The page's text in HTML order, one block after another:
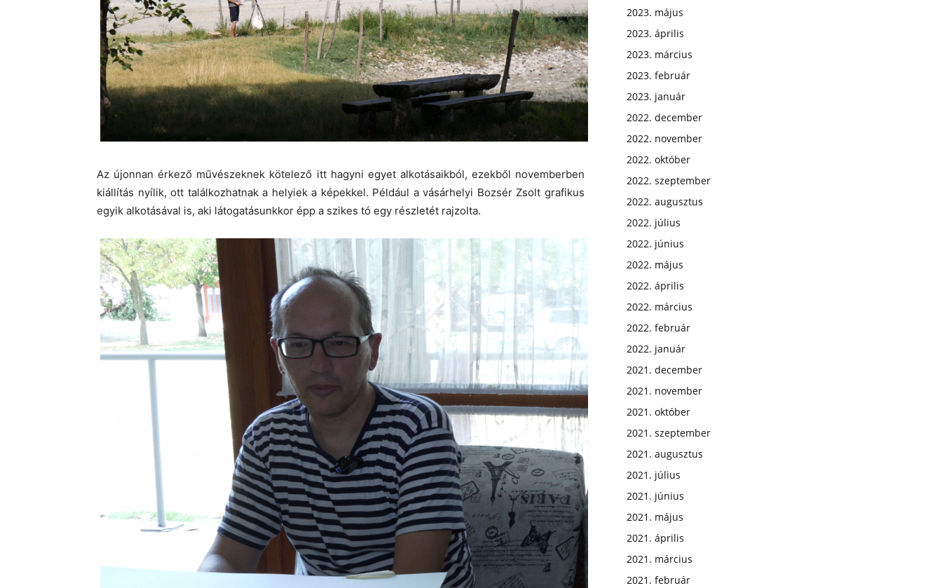
Az újonnan érkező művészeknek kötelező itt hagyni egyet alkotásaikból, ezekből novemberben
kiállítás nyílik, ott találkozhatnak a helyiek a képekkel. Például a vásárhelyi Bozsér Zsolt grafikus
egyik alkotásával is, aki látogatásunkkor épp a szikes tó egy részletét rajzolta.
2023. május
2023. április
2023. március
2023. február
2023. január
2022. december
2022. november
2022. október
2022. szeptember
2022. augusztus
2022. július
2022. június
2022. május
2022. április
2022. március
2022. február
2022. január
2021. december
2021. november
2021. október
2021. szeptember
2021. augusztus
2021. július
2021. június
2021. május
2021. április
2021. március
2021. február